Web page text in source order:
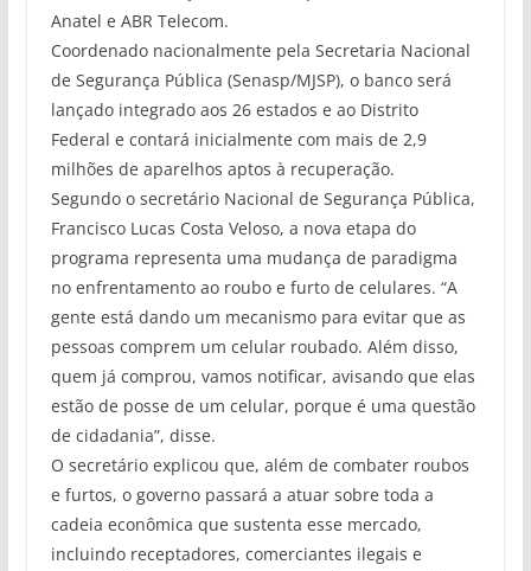
Anatel e ABR Telecom.
Coordenado nacionalmente pela Secretaria Nacional
de Segurança Pública (Senasp/MJSP), o banco será
lançado integrado aos 26 estados e ao Distrito
Federal e contará inicialmente com mais de 2,9
milhões de aparelhos aptos à recuperação.
Segundo o secretário Nacional de Segurança Pública,
Francisco Lucas Costa Veloso, a nova etapa do
programa representa uma mudança de paradigma
no enfrentamento ao roubo e furto de celulares. “A
gente está dando um mecanismo para evitar que as
pessoas comprem um celular roubado. Além disso,
quem já comprou, vamos notificar, avisando que elas
estão de posse de um celular, porque é uma questão
de cidadania”, disse.
O secretário explicou que, além de combater roubos
e furtos, o governo passará a atuar sobre toda a
cadeia econômica que sustenta esse mercado,
incluindo receptadores, comerciantes ilegais e